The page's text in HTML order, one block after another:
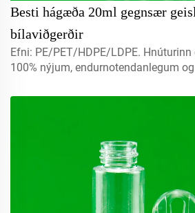
Besti hágæða 20ml gegnsær
bílaviðgerðir
Efni: PE/PET/HDPE/LDPE.
100% nýjum, endurnotendanlegum
Magn: 5ml, 10ml, 15ml. Hafðu